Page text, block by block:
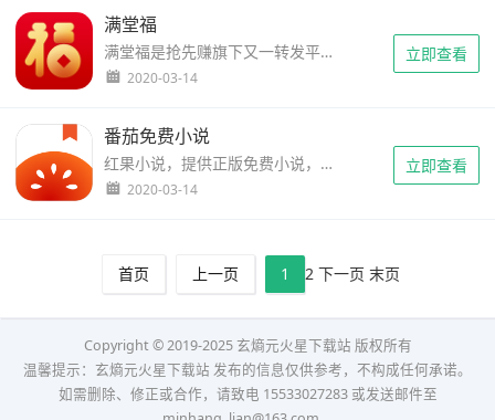
满堂福
满堂福是抢先赚旗下又一转发平台，注册送5毛，首次3元提现之后10元起提现，文章阅读单价3毛。每天打款两次，提现基本当天到账，还有签到红包，持续越久，红包越大。此外，抢先赚旗下还有个来丰收的平台。满堂福官方客服QQ群：710850612...
2020-03-14
立即查看
番茄免费小说
红果小说，提供正版免费小说，看小说还有金币福利，金币能兑换现金，登陆就送1元，1元提现秒到。什么，看书还能挣钱？签到福利，金币福利，阅读福利……各种福利应有尽有，随时提现，只要你每天常来读！免费小说，尽在红果！我们提供正版免费小说，还有金币福利。什么，看书还能挣钱？【正版...
2020-03-14
立即查看
首页 上一页 1 2 下一页 末页
Copyright © 2019-2025 玄熵元火星下载站 版权所有
温馨提示：玄熵元火星下载站 发布的信息仅供参考，不构成任何承诺。
如需删除、修正或合作，请致电 15533027283 或发送邮件至